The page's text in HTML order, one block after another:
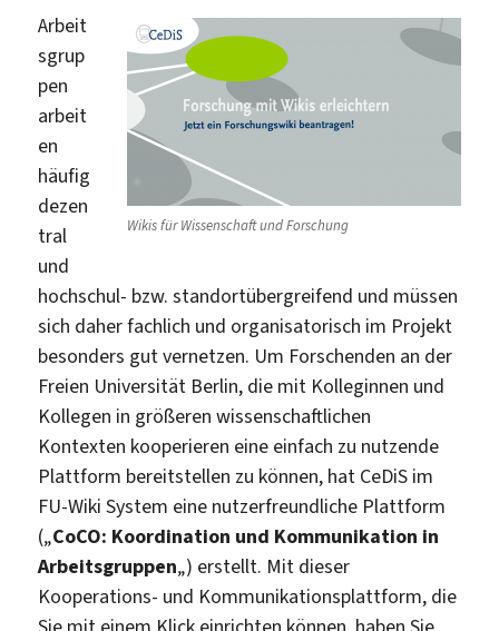
Wikis für Wissenschaft und Forschung
Arbeit
sgrup
pen
arbeit
en
häufig
dezen
tral
und
hochschul- bzw. standortübergreifend und müssen
sich daher fachlich und organisatorisch im Projekt
besonders gut vernetzen. Um Forschenden an der
Freien Universität Berlin, die mit Kolleginnen und
Kollegen in größeren wissenschaftlichen
Kontexten kooperieren eine einfach zu nutzende
Plattform bereitstellen zu können, hat CeDiS im
FU-Wiki System eine nutzerfreundliche Plattform
(„CoCO: Koordination und Kommunikation in
Arbeitsgruppen„) erstellt. Mit dieser
Kooperations- und Kommunikationsplattform, die